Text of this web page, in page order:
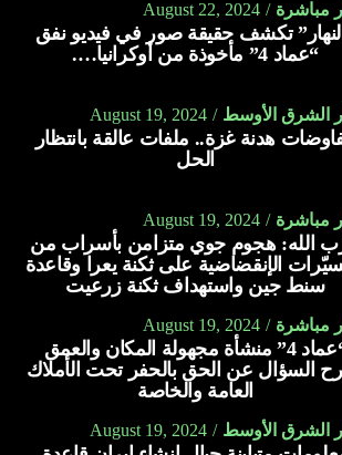
مباشرة August 22, 2024
تكشف حقيقة صور في فيديو نفق
“عماد 4” مأخوذة من أوكرانيا….
الشرق الأوسط August 19, 2024
هدنة غزة.. ملفات عالقة بانتظار
الحل
مباشرة August 19, 2024
الله: هجوم جوي متزامن بأسراب من
الإنقضاضية على ثكنة يعرا وقاعدة
سنط جين واستهداف ثكنة زرعيت
مباشرة August 19, 2024
“عماد 4” منشأة مجهولة المكان والعمق
السؤال عن الحق بالحفر تحت الأملاك
العامة والخاصة
الشرق الأوسط August 19, 2024